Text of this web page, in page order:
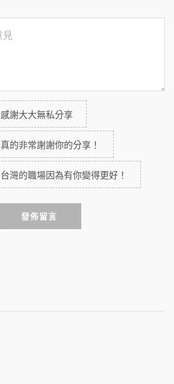
感謝大大無私分享
真的非常謝謝你的分享！
台灣的職場因為有你變得更好！
發佈留言